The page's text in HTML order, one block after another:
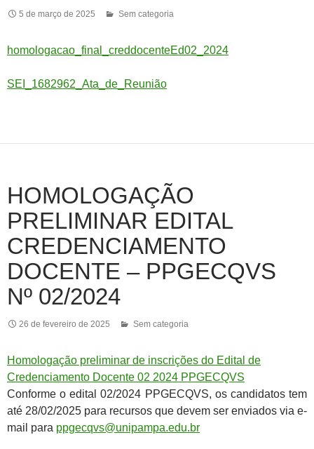
5 de março de 2025 Sem categoria
homologacao_final_creddocenteEd02_2024
SEI_1682962_Ata_de_Reunião
HOMOLOGAÇÃO
PRELIMINAR EDITAL
CREDENCIAMENTO
DOCENTE – PPGECQVS
Nº 02/2024
26 de fevereiro de 2025 Sem categoria
Homologação preliminar de inscrições do Edital de
Credenciamento Docente 02 2024 PPGECQVS
Conforme o edital 02/2024 PPGECQVS, os candidatos tem
até 28/02/2025 para recursos que devem ser enviados via e-
mail para ppgecqvs@unipampa.edu.br